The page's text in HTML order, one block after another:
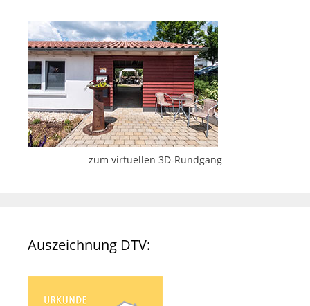
zum virtuellen 3D-Rundgang
Auszeichnung DTV: